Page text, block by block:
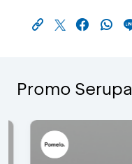
Promo Serupa